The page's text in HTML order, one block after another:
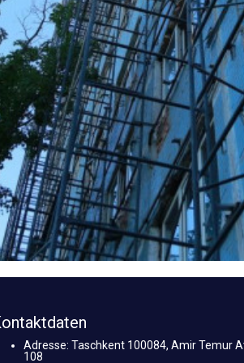
Adresse: Taschkent 100084, Amir Temur
108